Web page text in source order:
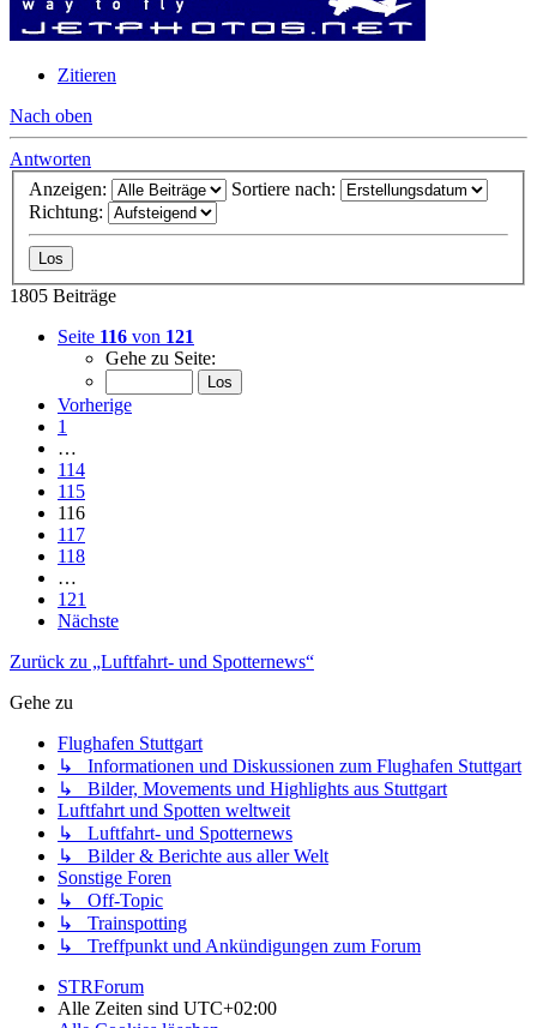
Zitieren
Nach oben
Antworten
Anzeigen:
Sortiere nach:
Richtung:
1805 Beiträge
Seite 116 von 121
Gehe zu Seite:
Vorherige
1
…
114
115
116
117
118
…
121
Nächste
Zurück zu „Luftfahrt- und Spotternews“
Gehe zu
Flughafen Stuttgart
↳ Informationen und Diskussionen zum Flughafen Stuttgart
↳ Bilder, Movements und Highlights aus Stuttgart
Luftfahrt und Spotten weltweit
↳ Luftfahrt- und Spotternews
↳ Bilder & Berichte aus aller Welt
Sonstige Foren
↳ Off-Topic
↳ Trainspotting
↳ Treffpunkt und Ankündigungen zum Forum
STRForum
Alle Zeiten sind UTC+02:00